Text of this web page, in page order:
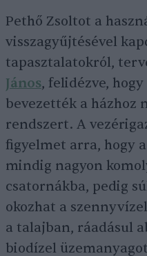
Pethő Zsoltot a
visszagyűjtésével
tapasztalatokról,
János, felidézve,
bevezették a házhoz
rendszert. A
figyelmet arra, hogy a
mindig nagyon
csatornákba, pedig
okozhat a
a talajban, ráadásul
biodízel